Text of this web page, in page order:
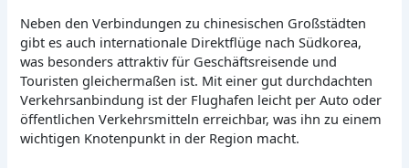
Neben den Verbindungen zu chinesischen Großstädten
gibt es auch internationale Direktflüge nach Südkorea,
was besonders attraktiv für Geschäftsreisende und
Touristen gleichermaßen ist. Mit einer gut durchdachten
Verkehrsanbindung ist der Flughafen leicht per Auto oder
öffentlichen Verkehrsmitteln erreichbar, was ihn zu einem
wichtigen Knotenpunkt in der Region macht.